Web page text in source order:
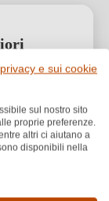
e sui cookie
sul nostro sito
proprie preferenze.
altri ci aiutano a
disponibili nella